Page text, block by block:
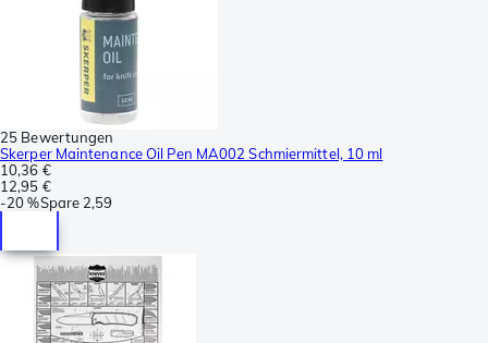
25 Bewertungen
Skerper Maintenance Oil Pen MA002 Schmiermittel, 10 ml
10,36 €
12,95 €
-20 %Spare 2,59